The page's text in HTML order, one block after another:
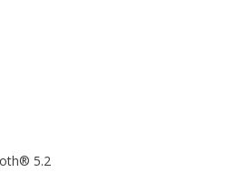
5.2